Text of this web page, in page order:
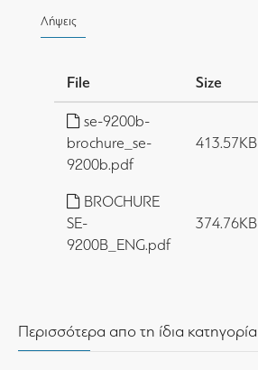
Λήψεις
File Size
se-9200b-
brochure_se-
9200b.pdf
413.57KB
BROCHURE
SE-
9200B_ENG.pdf
374.76KB
Περισσότερα απο τη ίδια κατηγορία